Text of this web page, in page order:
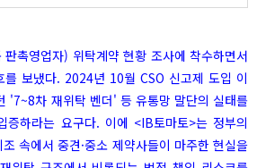
촉영업자) 위탁계약 현황 조사에 착수하면서
를 보냈다. 2024년 10월 CSO 신고제 도입 이
'7~8차 재위탁 벤더' 등 유통망 말단의 실태를
증하라는 요구다. 이에 <IB토마토>는 정부의
속에서 중견·중소 제약사들이 마주한 현실을